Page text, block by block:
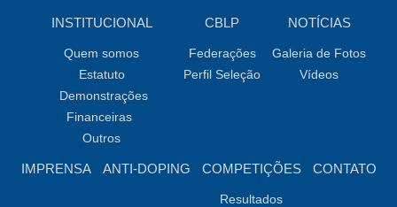
INSTITUCIONAL
Quem somos
Estatuto
Demonstrações
Financeiras
Outros
CBLP
Federações
Perfil Seleção
NOTÍCIAS
Galeria de Fotos
Vídeos
IMPRENSA ANTI-DOPING COMPETIÇÕES
Resultados
CONTATO